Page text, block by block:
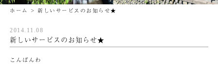
ホーム > 新しいサービスのお知らせ★
2014.11.08
新しいサービスのお知らせ★
こんばんわ